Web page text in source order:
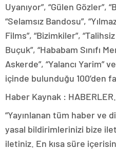
Uyanıyor”, “Gülen Gözler”,
“Selamsız Bandosu”,
Films”, “Bizimkiler”,
Buçuk”, “Hababam Sınıfı
Askerde”, “Yalancı Yarim”
içinde bulunduğu 100’den
Haber Kaynak :
“Yayınlanan tüm haber ve
yasal bildirimlerinizi bize
iletiniz. En kısa süre